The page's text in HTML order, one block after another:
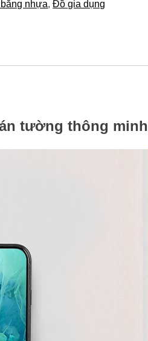
Thoại,nhựa,Đồ gia dụng
tường thông minh